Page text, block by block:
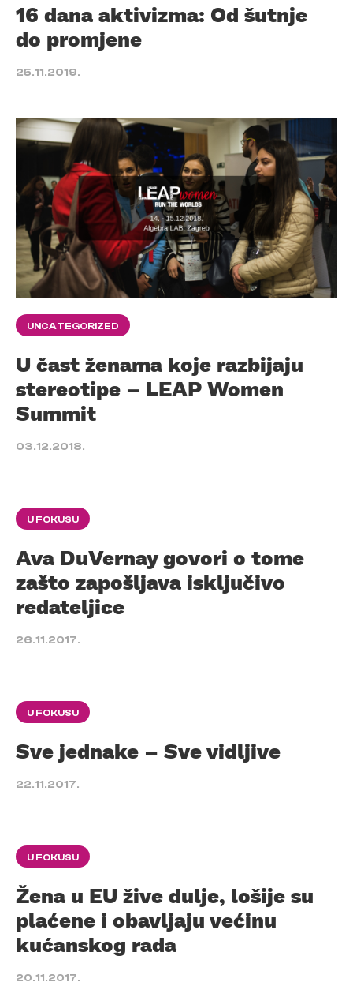
16 dana aktivizma: Od šutnje
do promjene
25.11.2019.
UNCATEGORIZED
U čast ženama koje razbijaju
stereotipe – LEAP Women
Summit
03.12.2018.
U FOKUSU
Ava DuVernay govori o tome
zašto zapošljava isključivo
redateljice
26.11.2017.
U FOKUSU
Sve jednake – Sve vidljive
22.11.2017.
U FOKUSU
Žena u EU žive dulje, lošije su
plaćene i obavljaju većinu
kućanskog rada
20.11.2017.